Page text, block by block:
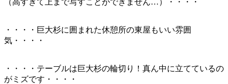
・・・・巨大杉に囲まれた休憩所の東屋もいい雰囲
気・・・・
・・・・テーブルは巨大杉の輪切り！真ん中に立てているの
がミズです・・・・